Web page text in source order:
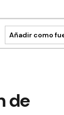
Añadir como
de